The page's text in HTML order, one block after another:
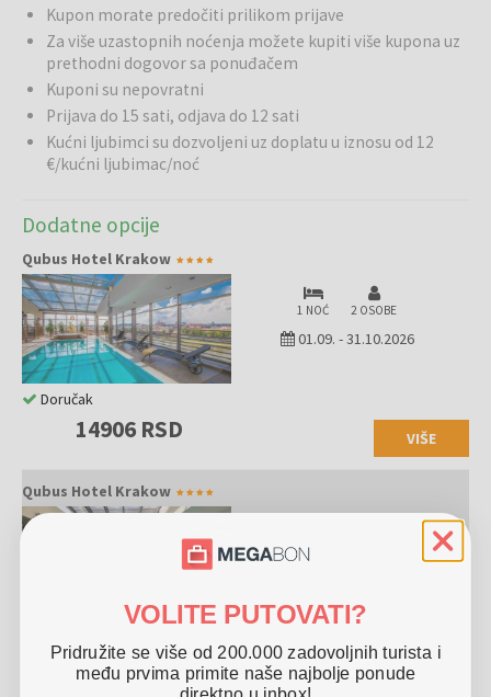
Posebna iskustva: Od 1. aprila do 31. oktobra gosti mogu uživati u
plovidbi rekom Vislom na hotelskom Q-Boat brodu.
Usluge:Hotel nudi parking uz doplatu.
Okolina: Hotel se nalazi u samom centru, idealan za obilazak
glavnog trga, Wawelskog zamka i četvrti Kazimierz.
kulturom i jedinstvenom atmosferom. Šetajte kroz srednjovekovne
su rudnik soli Vjeljčka i memorijalni kompleks Aušvic-Birkenau.
Kupon morate predočiti prilikom prijave
Za više uzastopnih noćenja možete kupiti više kupona uz
prethodni dogovor sa ponuđačem
Kuponi su nepovratni
Prijava do 15 sati, odjava do 12 sati
Kućni ljubimci su dozvoljeni uz doplatu u iznosu od 12
€/kućni ljubimac/noć
Dodatne opcije
Qubus Hotel Krakow
1 NOĆ 2 OSOBE
01.09. -31.10.2026
14906 RSD VIŠE
Doručak
Qubus Hotel Krakow
28755 RSD
VOLITE PUTOVATI?
Pridružite se više od 200.000 zadovoljnih turista i
među prvima primite naše najbolje ponude